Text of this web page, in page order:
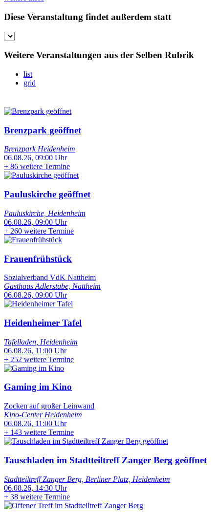
Diese Veranstaltung findet außerdem statt
Weitere Veranstaltungen aus der Selben Rubrik
list
grid
Brenzpark geöffnet
Brenzpark Heidenheim
06.08.26, 09:00 Uhr
+ 86 weitere Termine
Pauluskirche geöffnet
Pauluskirche, Heidenheim
06.08.26, 09:00 Uhr
+ 260 weitere Termine
Frauenfrühstück
Sozialverband VdK Nattheim
Gasthaus Adlerstube, Nattheim
06.08.26, 09:00 Uhr
Heidenheimer Tafel
Tafelladen, Heidenheim
06.08.26, 11:00 Uhr
+ 252 weitere Termine
Gaming im Kino
Zocken auf großer Leinwand
Kino-Center Heidenheim
06.08.26, 11:00 Uhr
+ 143 weitere Termine
Tauschladen im Stadtteiltreff Zanger Berg geöffnet
Stadtteiltreff Zanger Berg, Berliner Platz, Heidenheim
06.08.26, 14:30 Uhr
+ 38 weitere Termine